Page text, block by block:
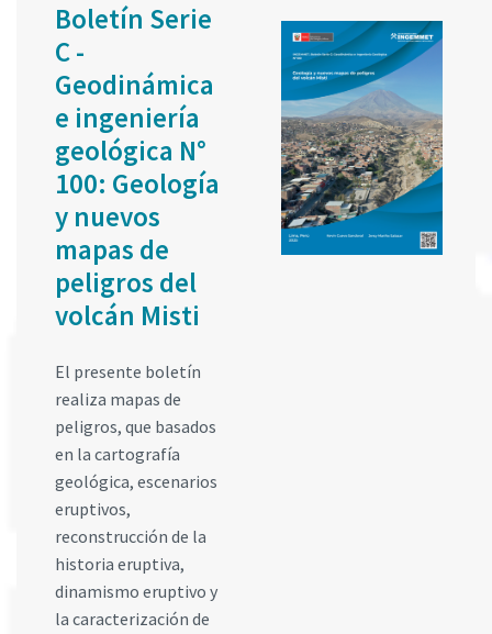
Boletín Serie
C -
Geodinámica
e ingeniería
geológica N°
100: Geología
y nuevos
mapas de
peligros del
volcán Misti
El presente boletín
realiza mapas de
peligros, que basados
en la cartografía
geológica, escenarios
eruptivos,
reconstrucción de la
historia eruptiva,
dinamismo eruptivo y
la caracterización de